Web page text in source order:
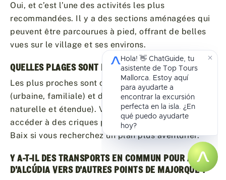
Oui, et c’est l’une des activités les plus
recommandées. Il y a des sections aménagées qui
peuvent être parcourues à pied, offrant de belles
vues sur le village et ses environs.
QUELLES PLAGES SONT PRÈS D’ALCÚDIA ?
Les plus proches sont celles du Port d’Alcúdia
(urbaine, familiale) et de la Plage de Muro (plus
naturelle et étendue). Vous pouvez également
accéder à des criques plus tranquilles comme Coll
Baix si vous recherchez un plan plus aventurier.
Y A-T-IL DES TRANSPORTS EN COMMUN POUR ALLER
D’ALCÚDIA VERS D’AUTRES POINTS DE MAJORQUE ?